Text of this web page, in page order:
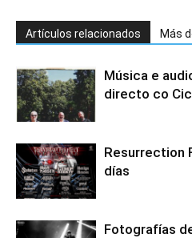
Artículos relacionados Más
Música e
directo co
Resurrection
días
Fotografías